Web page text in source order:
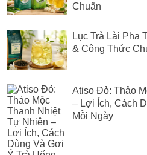
Chuẩn
Lục Trà Lài Pha
& Công Thức
Atiso Đỏ: Thảo
– Lợi Ích, Cách
Mỗi Ngày